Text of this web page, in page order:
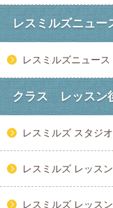
レスミルズニュー
レスミルズニュース
クラス レッスン
レスミルズ スタジ
レスミルズ レッス
レスミルズ レッス